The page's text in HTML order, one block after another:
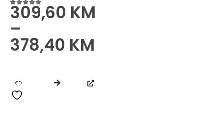
5.00 od 5
309,60 KM
–
378,40 KM